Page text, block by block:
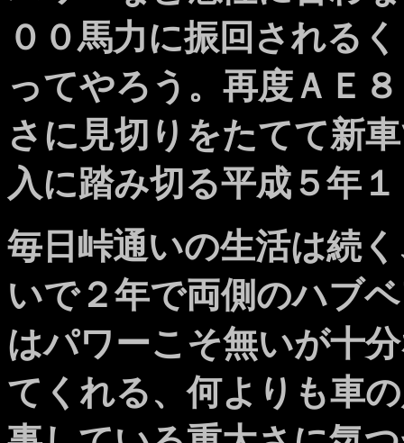
００馬力に振回される
ってやろう。再度ＡＥ
さに見切りをたてて新
入に踏み切る平成５年
毎日峠通いの生活は続
いで２年で両側のハブ
はパワーこそ無いが十
てくれる、何よりも車